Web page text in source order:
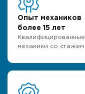
Опыт механиков
более 15 лет
Квалифицированные
механики со стажем